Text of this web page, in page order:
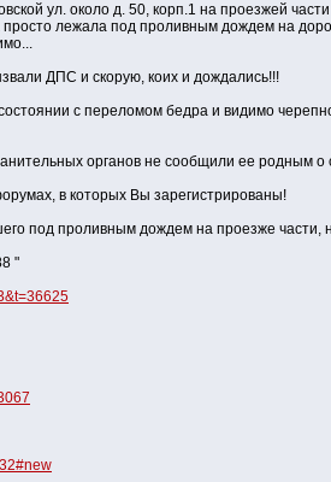
ул. около д. 50, корп.1 на проезжей
лежала под проливным дождем на
ДПС и скорую, коих и дождались!!!
с переломом бедра и видимо
органов не сообщили ее родным
в которых Вы зарегистрированы!
под проливным дождем на проезже части,
"